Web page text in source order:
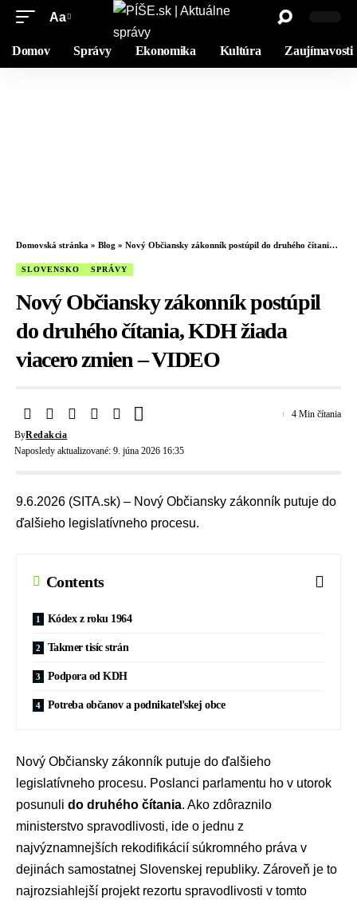
Aa
Domov Správy Ekonomika Kultúra Zaujímavosti
Domovská stránka » Blog » Nový Občiansky zákonník postúpil do druhého čítania, KDH žiada viacero zmien – VIDEO
SLOVENSKO SPRÁVY
Nový Občiansky zákonník postúpil
do druhého čítania, KDH žiada
viacero zmien – VIDEO
Naposledy aktualizované: 9. júna 2026 16:35
ByRedakcia
4 Min čítania
9.6.2026 (SITA.sk) – Nový Občiansky zákonník putuje do
ďalšieho legislatívneho procesu.
Contents
Kódex z roku 1964
Takmer tisíc strán
Podpora od KDH
Potreba občanov a podnikateľskej obce
Nový Občiansky zákonník putuje do ďalšieho
legislatívneho procesu. Poslanci parlamentu ho v utorok
posunuli do druhého čítania. Ako zdôraznilo
ministerstvo spravodlivosti, ide o jednu z
najvýznamnejších rekodifikácií súkromného práva v
dejinách samostatnej Slovenskej republiky. Zároveň je to
najrozsiahlejší projekt rezortu spravodlivosti v tomto